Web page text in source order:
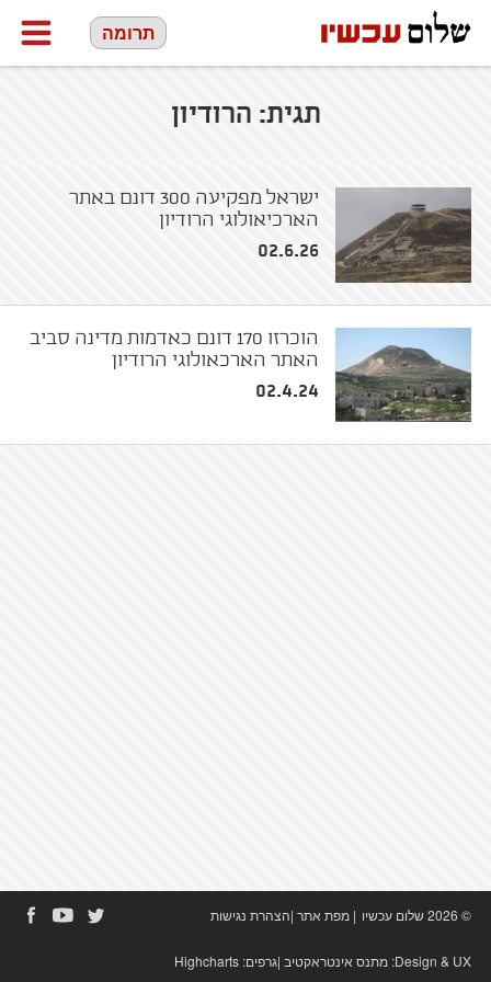
תרומה
תגית: הרודיון
ישראל מפקיעה 300 דונם באתר
הארכיאולוגי הרודיון
02.6.26
הוכרזו 170 דונם כאדמות מדינה סביב
האתר הארכאולוגי הרודיון
02.4.24
© 2026 שלום עכשיו | מפת אתר|הצהרת נגישות
Design & UX: מתנס אינטראקטיב|גרפים: Highcharts